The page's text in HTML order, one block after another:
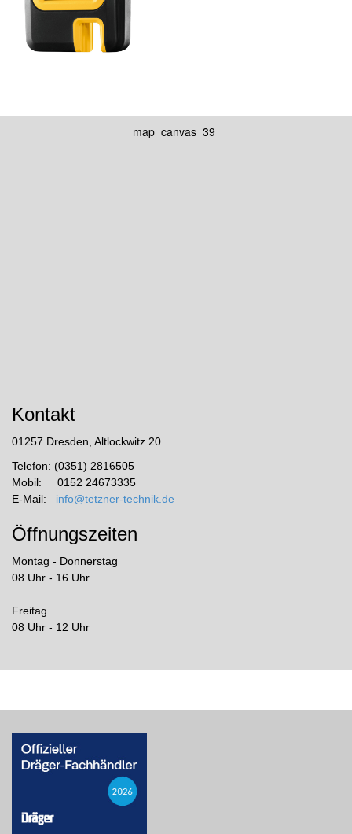
map_canvas_39
Kontakt
01257 Dresden, Altlockwitz 20
Telefon: (0351) 2816505
Mobil: 0152 24673335
E-Mail: info@tetzner-technik.de
Öffnungszeiten
Montag - Donnerstag
08 Uhr - 16 Uhr
Freitag
08 Uhr - 12 Uhr